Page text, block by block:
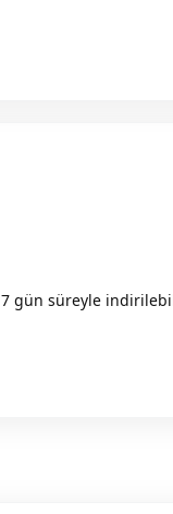
7 gün süreyle